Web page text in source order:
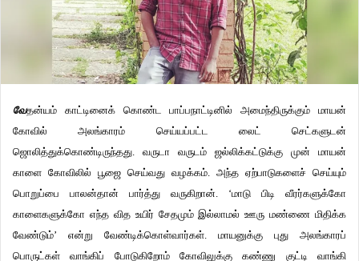
வேதன்யம் காட்டினைக் கொண்ட பாப்பநாட்டினில் அமைந்திருக்கும் மாயன்
கோவில் அலங்காரம் செய்யப்பட்ட லைட் செட்களுடன்
ஜொலித்துக்கொண்டிருந்தது. வருடா வருடம் ஜல்லிக்கட்டுக்கு முன் மாயன்
காளை கோவிலில் பூஜை செய்வது வழக்கம். அந்த ஏற்பாடுகளைச் செய்யும்
பொறுப்பை பாலன்தான் பார்த்து வருகிறான். ‘மாடு பிடி வீரர்களுக்கோ
காளைகளுக்கோ எந்த வித உயிர் சேதமும் இல்லாமல் ஊரு மண்ணை மிதிக்க
வேண்டும்’ என்று வேண்டிக்கொள்வார்கள். மாயனுக்கு புது அலங்காரப்
பொருட்கள் வாங்கிப் போடுகிறோம் கோவிலுக்கு கண்ணு குட்டி வாங்கி